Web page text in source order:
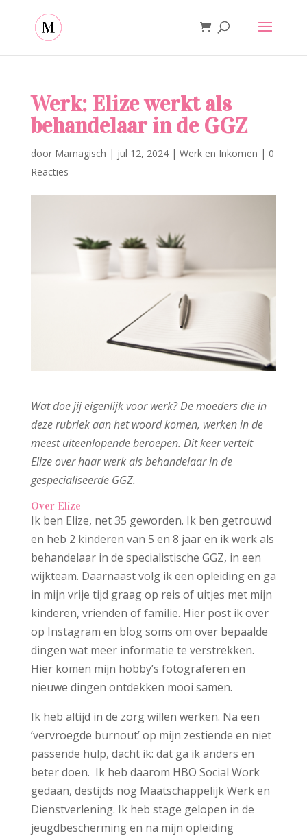
Werk: Elize werkt als
behandelaar in de GGZ
door Mamagisch | jul 12, 2024| Werk en Inkomen | 0
Reacties
Wat doe jij eigenlijk voor werk? De moeders die in
deze rubriek aan het woord komen, werken in de
meest uiteenlopende beroepen. Dit keer vertelt
Elize over haar werk als behandelaar in de
gespecialiseerde GGZ.
Over Elize
Ik ben Elize, net 35 geworden. Ik ben getrouwd
en heb 2 kinderen van 5 en 8 jaar en ik werk als
behandelaar in de specialistische GGZ, in een
wijkteam. Daarnaast volg ik een opleiding en ga
in mijn vrije tijd graag op reis of uitjes met mijn
kinderen, vrienden of familie. Hier post ik over
op Instagram en blog soms om over bepaalde
dingen wat meer informatie te verstrekken.
Hier komen mijn hobby’s fotograferen en
nieuwe dingen ontdekken mooi samen.
Ik heb altijd in de zorg willen werken. Na een
‘vervroegde burnout’ op mijn zestiende en niet
passende hulp, dacht ik: dat ga ik anders en
beter doen. Ik heb daarom HBO Social Work
gedaan, destijds nog Maatschappelijk Werk en
Dienstverlening. Ik heb stage gelopen in de
jeugdbescherming en na mijn opleiding